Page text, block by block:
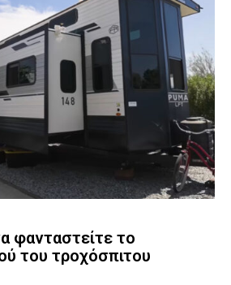
φανταστείτε το
του τροχόσπιτου